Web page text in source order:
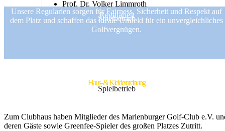
Prof. Dr. Volker Limmroth
Dr. Herbert Sommer
Spielplan 2026
Spielbetrieb
Regularien
Unsere Regularien sorgen für Fairness, Sicherheit und Respekt auf
dem Platz und schaffen das ideale Umfeld für ein unvergleichliches
Golfvergnügen.
Spielbetrieb
Haus- & Kleiderordnung
Zum Clubhaus haben Mitglieder des Marienburger Golf-Club e.V.
deren Gäste sowie Greenfee-Spieler des großen Platzes Zutritt.